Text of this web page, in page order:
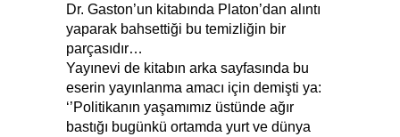
Dr. Gaston’un kitabında Platon’dan alıntı
yaparak bahsettiği bu temizliğin bir
parçasıdır…
Yayınevi de kitabın arka sayfasında bu
eserin yayınlanma amacı için demişti ya:
‘’Politikanın yaşamımız üstünde ağır
bastığı bugünkü ortamda yurt ve dünya